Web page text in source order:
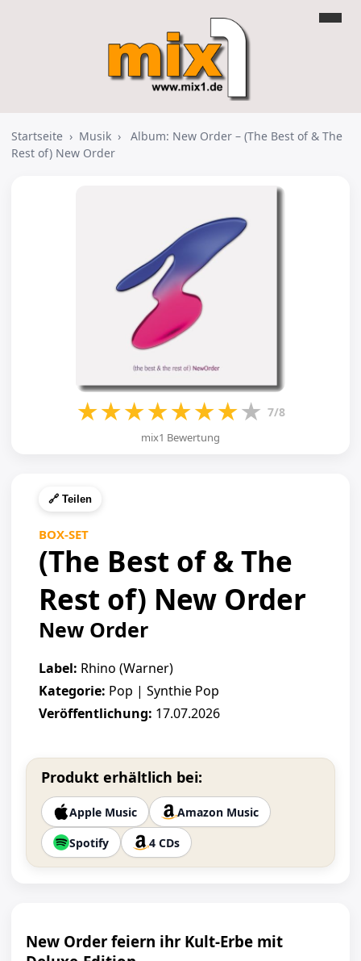
Startseite › Musik ›
Album: New Order – (The Best of & The
Rest of) New Order
★★★★★★★★ 7/8
mix1 Bewertung
🔗 Teilen
BOX-SET
(The Best of & The
Rest of) New Order
New Order
Label: Rhino (Warner)
Kategorie: Pop | Synthie Pop
Veröffentlichung: 17.07.2026
Produkt erhältlich bei:
Apple Music
Amazon Music
Spotify
4 CDs
New Order feiern ihr Kult-Erbe mit